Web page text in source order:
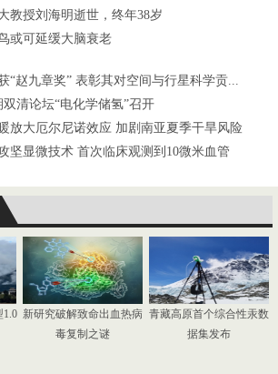
教授刘海明逝世，终年38岁
或可延缓大脑衰老
“赵九章奖” 表彰其对空间与行星科学贡...
双清论坛“电化学储氢”召开
放大厄尔尼诺效应 加剧南亚夏季干旱风险
坚显微技术 首次临床观测到10微米血管
1.0 新研究破解致命出血热病
毒复制之谜
青藏高原首个综合性汞数
据集发布